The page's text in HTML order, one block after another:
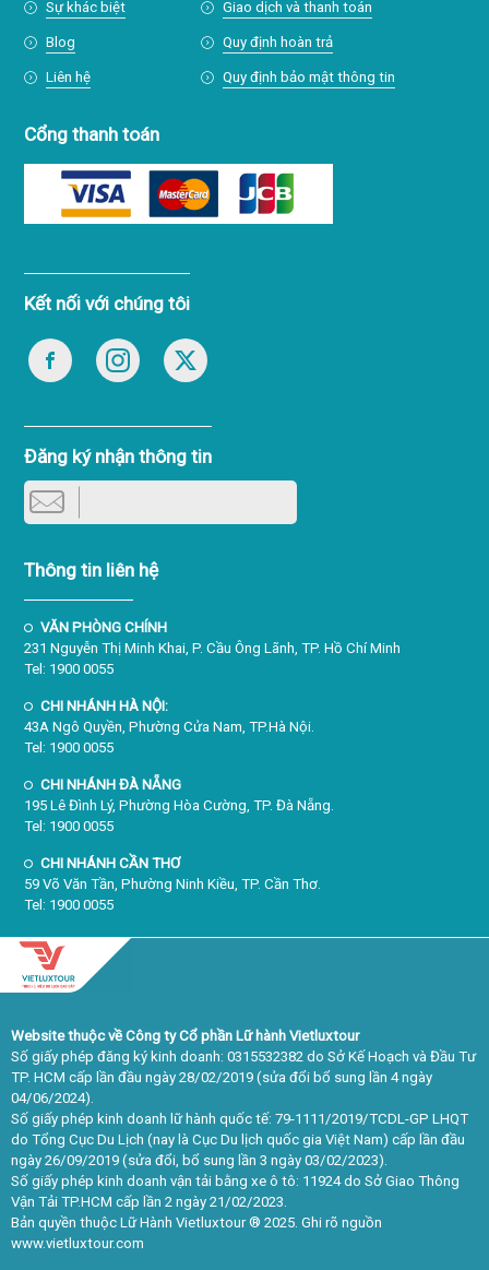
Sự khác biệt
Blog
Liên hệ
Giao dịch và thanh toán
Quy định hoàn trả
Quy định bảo mật thông tin
Cổng thanh toán
Kết nối với chúng tôi
Đăng ký nhận thông tin
Thông tin liên hệ
VĂN PHÒNG CHÍNH
231 Nguyễn Thị Minh Khai, P. Cầu Ông Lãnh, TP. Hồ Chí Minh
Tel: 1900 0055
CHI NHÁNH HÀ NỘI:
43A Ngô Quyền, Phường Cửa Nam, TP.Hà Nội.
Tel: 1900 0055
CHI NHÁNH ĐÀ NẴNG
195 Lê Đình Lý, Phường Hòa Cường, TP. Đà Nẵng.
Tel: 1900 0055
CHI NHÁNH CẦN THƠ
59 Võ Văn Tần, Phường Ninh Kiều, TP. Cần Thơ.
Tel: 1900 0055
Website thuộc về Công ty Cổ phần Lữ hành Vietluxtour
Số giấy phép đăng ký kinh doanh: 0315532382 do Sở Kế Hoạch và Đầu Tư
TP. HCM cấp lần đầu ngày 28/02/2019 (sửa đổi bổ sung lần 4 ngày
04/06/2024).
Số giấy phép kinh doanh lữ hành quốc tế: 79-1111/2019/TCDL-GP LHQT
do Tổng Cục Du Lịch (nay là Cục Du lịch quốc gia Việt Nam) cấp lần đầu
ngày 26/09/2019 (sửa đổi, bổ sung lần 3 ngày 03/02/2023).
Số giấy phép kinh doanh vận tải bằng xe ô tô: 11924 do Sở Giao Thông
Vận Tải TP.HCM cấp lần 2 ngày 21/02/2023.
Bản quyền thuộc Lữ Hành Vietluxtour ® 2025. Ghi rõ nguồn
www.vietluxtour.com